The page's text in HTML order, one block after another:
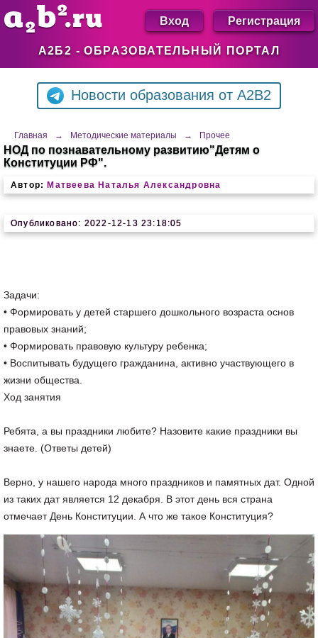
А2Б2 - ОБРАЗОВАТЕЛЬНЫЙ ПОРТАЛ
Вход Регистрация
Новости образования от A2B2
Главная → Методические материалы → Прочее
НОД по познавательному развитию"Детям о
Конституции РФ".
Автор: Матвеева Наталья Александровна
Опубликовано: 2022-12-13 23:18:05
Задачи:
• Формировать у детей старшего дошкольного возраста основ
правовых знаний;
• Формировать правовую культуру ребенка;
• Воспитывать будущего гражданина, активно участвующего в
жизни общества.
Ход занятия
Ребята, а вы праздники любите? Назовите какие праздники вы
знаете. (Ответы детей)
Верно, у нашего народа много праздников и памятных дат. Одной
из таких дат является 12 декабря. В этот день вся страна
отмечает День Конституции. А что же такое Конституция?